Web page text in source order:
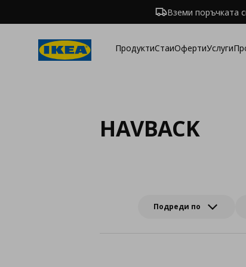
Вземи поръчката
ПродуктиСтаиОфертиУслуги
HAVBACK
Подреди по